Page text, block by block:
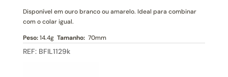
Disponível em ouro branco ou amarelo. Ideal para combinar
com o colar igual.
Peso:14.4gTamanho:70mm
REF: BFIL1129k